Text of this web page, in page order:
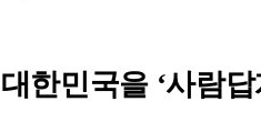
대한민국을 ‘사람